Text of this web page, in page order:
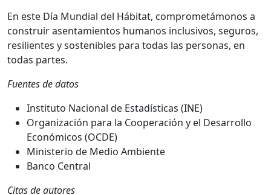
En este Día Mundial del Hábitat, comprometámonos a
construir asentamientos humanos inclusivos, seguros,
resilientes y sostenibles para todas las personas, en
todas partes.
Fuentes de datos
Instituto Nacional de Estadísticas (INE)
Organización para la Cooperación y el Desarrollo
Económicos (OCDE)
Ministerio de Medio Ambiente
Banco Central
Citas de autores